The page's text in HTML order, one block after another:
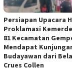
Persiapan Upacara
Proklamasi
81 Kecamatan
Mendapat
Budayawan dari
Crues Collen